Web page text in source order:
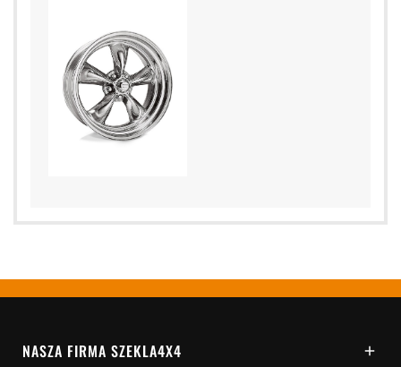
NASZA FIRMA SZEKLA4X4 